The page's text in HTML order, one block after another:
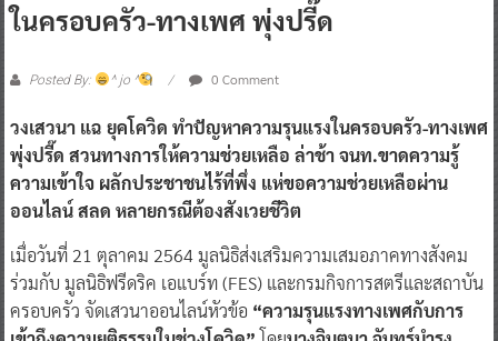
ในครอบครัว-ทางเพศ พุ่งปรี๊ด
Posted By: ^ jo ^ 0 Comment
วงเสวนา แฉ ยุคโควิด ทำปัญหาความรุนแรงในครอบครัว-ทางเพศ
พุ่งปรี๊ด สวนทางการให้ความช่วยเหลือ ล่าช้า จนท.ขาดความรู้
ความเข้าใจ ผลักประชาชนไร้ที่พึ่ง แห่ขอความช่วยเหลือผ่าน
ออนไลน์ สลด หลายกรณีต้องสังเวยชีวิต
เมื่อวันที่ 21 ตุลาคม 2564 มูลนิธิส่งเสริมความเสมอภาคทางสังคม
ร่วมกับ มูลนิธิฟรีดริค เอแบร์ท (FES) และกรมกิจการสตรีและสถาบัน
ครอบครัว จัดเสวนาออนไลน์หัวข้อ “ความรุนแรงทางเพศกับการ